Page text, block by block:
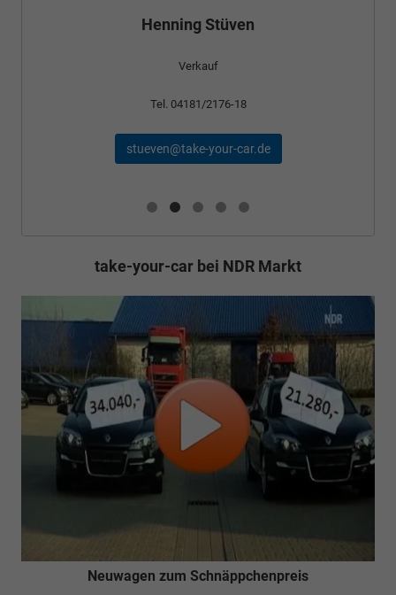
take-your-car bei NDR Markt
Neuwagen zum Schnäppchenpreis